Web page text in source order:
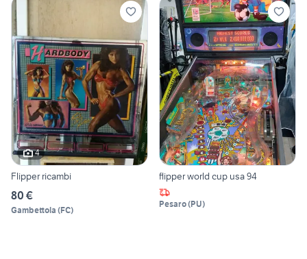
4
Flipper ricambi
80 €
Gambettola (FC)
flipper world cup usa 94
Pesaro(PU)